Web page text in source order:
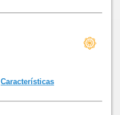
Características